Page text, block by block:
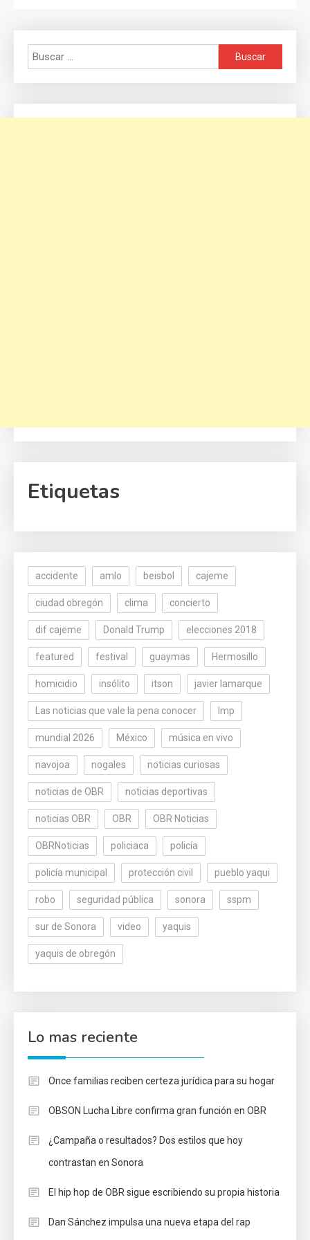
Buscar:
Etiquetas
accidente amlo beisbol cajeme
ciudad obregón clima concierto
dif cajeme Donald Trump elecciones 2018
featured festival guaymas Hermosillo
homicidio insólito itson javier lamarque
Las noticias que vale la pena conocer lmp
mundial 2026 México música en vivo
navojoa nogales noticias curiosas
noticias de OBR noticias deportivas
noticias OBR OBR OBR Noticias
OBRNoticias policiaca policía
policía municipal protección civil pueblo yaqui
robo seguridad pública sonora sspm
sur de Sonora video yaquis
yaquis de obregón
Lo mas reciente
Once familias reciben certeza jurídica para su hogar
OBSON Lucha Libre confirma gran función en OBR
¿Campaña o resultados? Dos estilos que hoy
contrastan en Sonora
El hip hop de OBR sigue escribiendo su propia historia
Dan Sánchez impulsa una nueva etapa del rap